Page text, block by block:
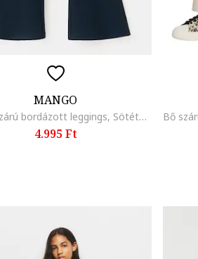
MANGO
Bővülő szárú bordázott leggings, Sötétkék,
4.995 Ft